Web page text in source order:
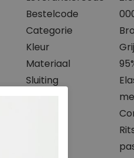
Bestelcode
Categorie
Kleur
Materiaal
Sluiting